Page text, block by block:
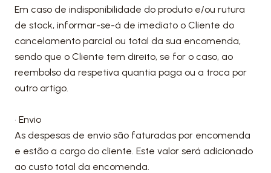
Em caso de indisponibilidade do produto e/ou rutura
de stock, informar-se-á de imediato o Cliente do
cancelamento parcial ou total da sua encomenda,
sendo que o Cliente tem direito, se for o caso, ao
reembolso da respetiva quantia paga ou a troca por
outro artigo.
• Envio
As despesas de envio são faturadas por encomenda
e estão a cargo do cliente. Este valor será adicionado
ao custo total da encomenda.